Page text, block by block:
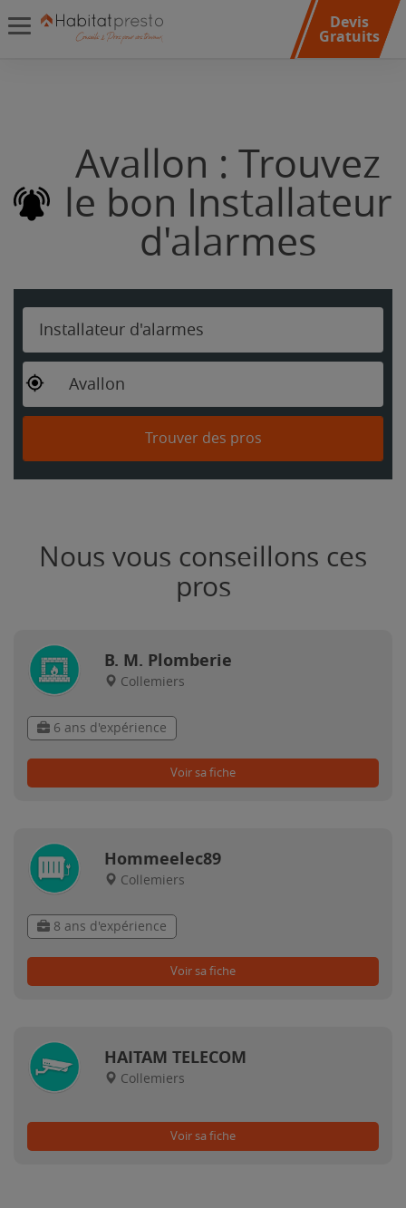
Devis
Gratuits
Avallon : Trouvez
le bon Installateur
d'alarmes
Installateur d'alarmes
Avallon
Trouver des pros
Nous vous conseillons ces
pros
B. M. Plomberie
Collemiers
6 ans d'expérience
Voir sa fiche
Hommeelec89
Collemiers
8 ans d'expérience
Voir sa fiche
HAITAM TELECOM
Collemiers
Voir sa fiche